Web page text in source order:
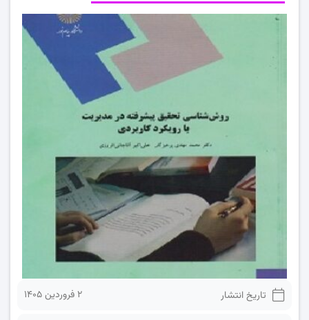
تاریخ انتشار 2 فروردین 1405